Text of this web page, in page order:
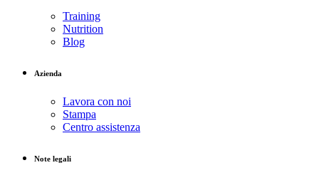
Training
Nutrition
Blog
Azienda
Lavora con noi
Stampa
Centro assistenza
Note legali